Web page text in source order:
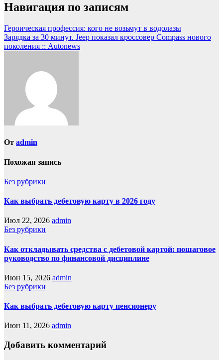
Навигация по записям
Героическая профессия: кого не возьмут в водолазы
Зарядка за 30 минут. Jeep показал кроссовер Compass нового
поколения :: Autonews
От admin
Похожая запись
Без рубрики
Как выбрать дебетовую карту в 2026 году
Июл 22, 2026 admin
Без рубрики
Как откладывать средства с дебетовой картой: пошаговое
руководство по финансовой дисциплине
Июн 15, 2026 admin
Без рубрики
Как выбрать дебетовую карту пенсионеру
Июн 11, 2026 admin
Добавить комментарий